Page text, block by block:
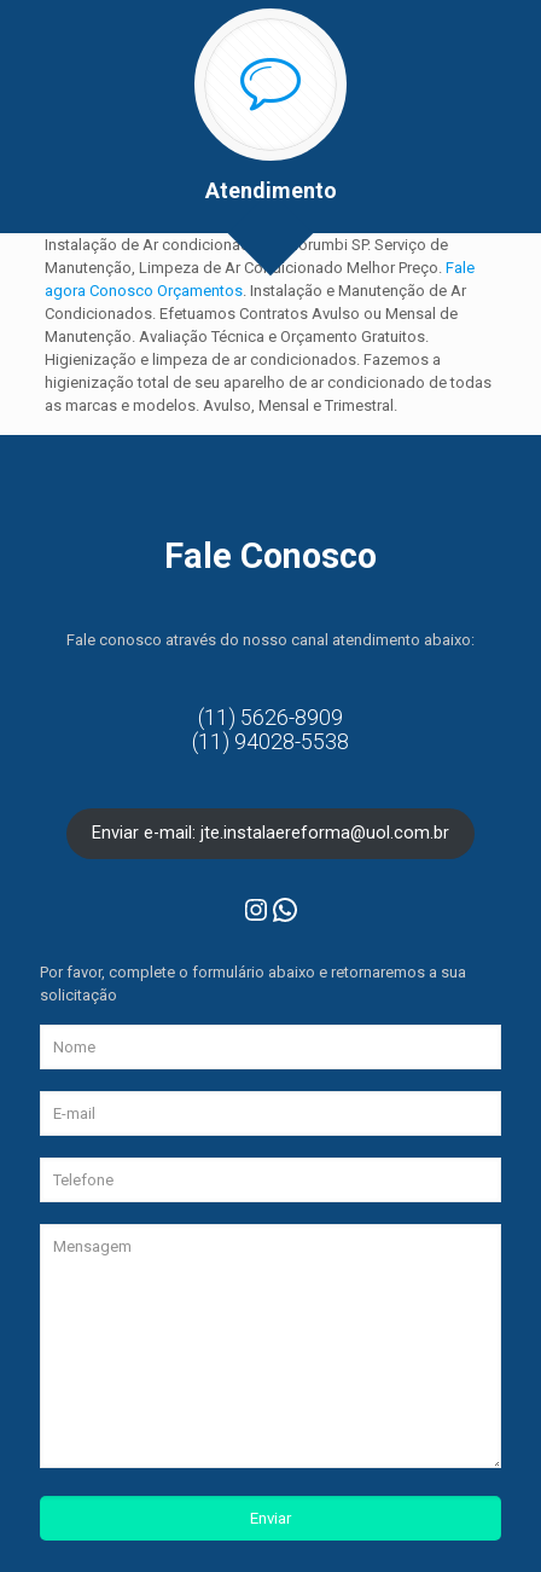
Atendimento
Instalação de Ar condicionado no Morumbi SP. Serviço de
Manutenção, Limpeza de Ar Condicionado Melhor Preço. Fale
agora Conosco Orçamentos. Instalação e Manutenção de Ar
Condicionados. Efetuamos Contratos Avulso ou Mensal de
Manutenção. Avaliação Técnica e Orçamento Gratuitos.
Higienização e limpeza de ar condicionados. Fazemos a
higienização total de seu aparelho de ar condicionado de todas
as marcas e modelos. Avulso, Mensal e Trimestral.
Fale Conosco
Fale conosco através do nosso canal atendimento abaixo:
(11) 5626-8909
(11) 94028-5538
Enviar e-mail: jte.instalaereforma@uol.com.br
Instagram
WhatsApp
Por favor, complete o formulário abaixo e retornaremos a sua
solicitação